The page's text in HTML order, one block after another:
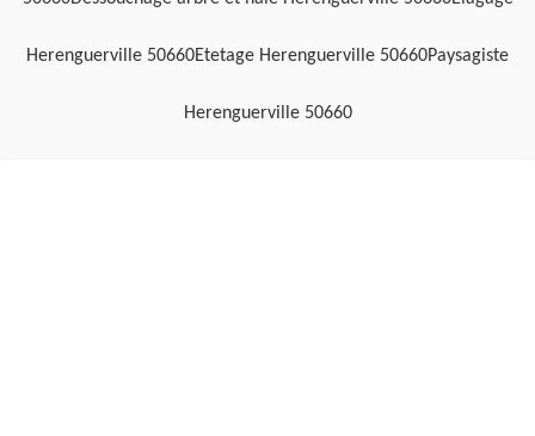
Herenguerville 50660Etetage Herenguerville 50660Paysagiste
Herenguerville 50660